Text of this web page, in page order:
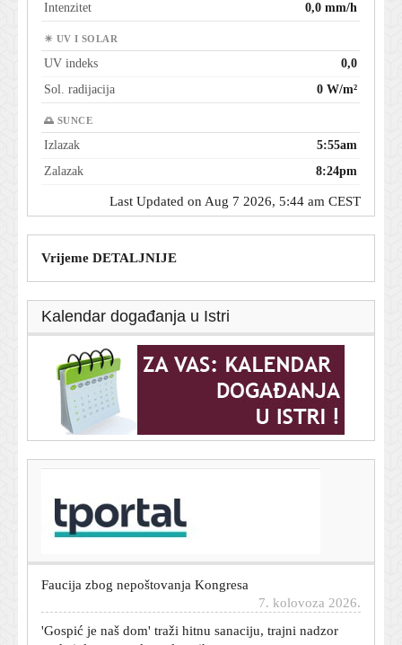
Intenzitet
0,0 mm/h
☀ UV I SOLAR
UV indeks
0,0
Sol. radijacija
0 W/m²
🌅 SUNCE
Izlazak
5:55am
Zalazak
8:24pm
Last Updated on Aug 7 2026, 5:44 am CEST
Vrijeme DETALJNIJE
Kalendar događanja u Istri
U Glini otvoren Trg hrvatske himne
Faucija zbog nepoštovanja Kongresa
'Gospić je naš dom' traži hitnu sanaciju, trajni nadzor
vode i tla te ostavke upletenih